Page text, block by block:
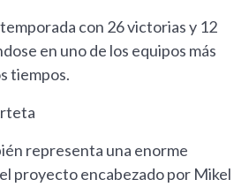
con 26 victorias y 12
en uno de los equipos más
tiempos.
representa una enorme
proyecto encabezado por Mikel